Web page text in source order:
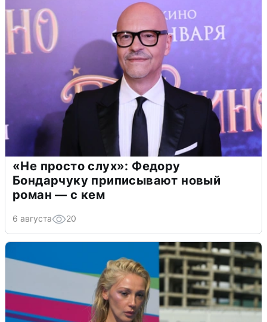
«Не просто слух»: Федору
Бондарчуку приписывают новый
роман — с кем
6 августа 20